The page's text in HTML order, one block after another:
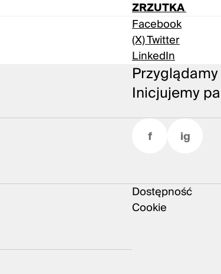
ZRZUTKA
Facebook
(X) Twitter
LinkedIn
Inicjujemy
f ig
Dostępność
Cookie